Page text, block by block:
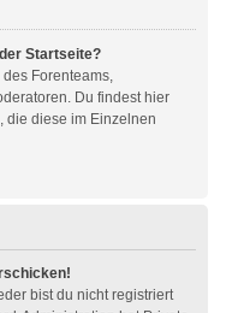
Startseite?
Forenteams,
Du findest hier
die diese im Einzelnen
bist du nicht registriert